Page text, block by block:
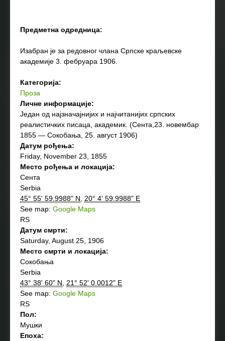
Предметна одредница:
Изабран је за редовног члана Српске краљевске
академије 3. фебруара 1906.
Категорија:
Проза
Личне информације:
Jедан од најзначајнијих и најчитанијих српских
реалистичких писаца, академик. (Сента,23. новембар
1855 — Сокобања, 25. август 1906)
Датум рођења:
Friday, November 23, 1855
Место рођења и локација:
Сента
Serbia
45° 55' 59.9988" N
20° 4' 59.9988" E
See map: Google Maps
RS
Датум смрти:
Saturday, August 25, 1906
Место смрти и локација:
Сокобања
Serbia
43° 38' 60" N
21° 52' 0.0012" E
See map: Google Maps
RS
Пол:
Мушки
Епоха: